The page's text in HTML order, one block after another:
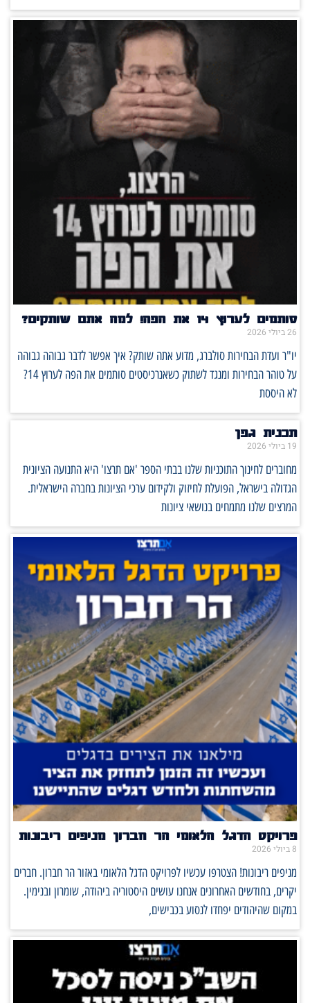
סותמים לערוץ 14 את הפה! למה אתם שותקים?
26 ביולי 2026
יו"ר ועדת הבחירות סולברג, מדוע אתה שותק? איך אפשר לדבר גבוהה גבוהה
על טוהר הבחירות ומנגד לשתוק כשאנרכיסטים סותמים את הפה לערוץ 14?
לא היססת
תכנית גפן
19 ביולי 2026
מחוברים לחינוך התוכניות שלנו בבתי הספר 'אם תרצו' היא התנועה הציונית
הגדולה בישראל, הפועלת לחיזוק ולקידום ערכי הציונות בחברה הישראלית.
המרצים שלנו מתמחים בנושאי ציונות
פרויקט הדגל הלאומי הר חברון מניפים ריבונות
8 ביולי 2026
מניפים ריבונות! הצטרפו עכשיו לפרויקט הדגל הלאומי באזור הר חברון. חברים
יקרים, בחודשים האחרונים אנחנו עושים היסטוריה ביהודה, שומרון ובנימין.
במקום שהיהודים יפחדו לנסוע בכבישים,